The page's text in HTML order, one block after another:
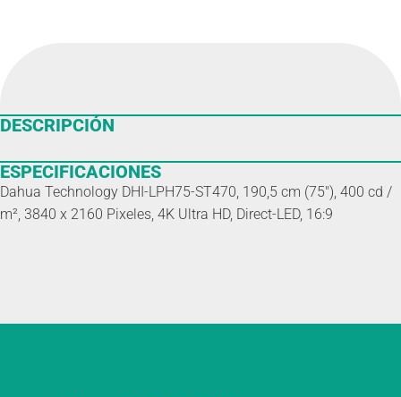
DESCRIPCIÓN
ESPECIFICACIONES
Dahua Technology DHI-LPH75-ST470, 190,5 cm (75″), 400 cd /
m², 3840 x 2160 Pixeles, 4K Ultra HD, Direct-LED, 16:9